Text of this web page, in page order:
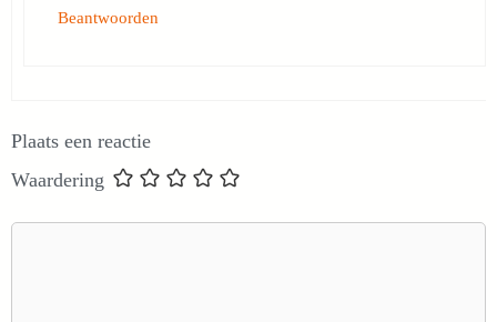
Beantwoorden
Plaats een reactie
Waardering